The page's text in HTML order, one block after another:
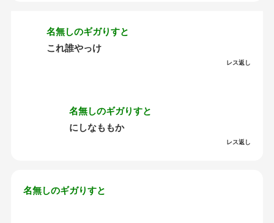
名無しのギガりすと
これ誰やっけ
レス返し
名無しのギガりすと
にしなももか
レス返し
名無しのギガりすと